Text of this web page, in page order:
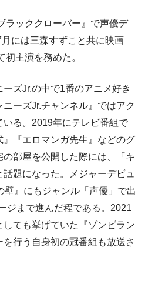
ラッククローバー』で声優デ
には三森すずこと共に映画
初主演を務めた。
ズJr.の中で1番のアニメ好き
ーズJr.チャンネル』ではアク
いる。2019年にテレビ番組で
』『エロマンガ先生』などのグ
部屋を公開した際には、「キ
題になった。メジャーデビュ
壁』にもジャンル「声優」で出
ジまで進んだ程である。2021
ても挙げていた『ゾンビラン
を行う自身初の冠番組も放送さ